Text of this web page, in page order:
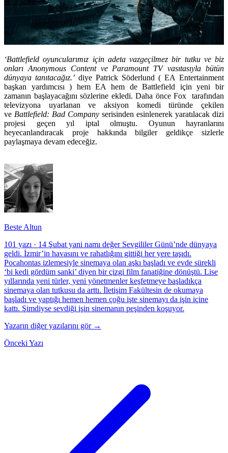
‘Battlefield oyuncularımız için adeta vazgeçilmez bir tutku ve biz
onları Anonymous Content ve Paramount TV vasıtasıyla bütün
dünyaya tanıtacağız.’ diye Patrick Söderlund ( EA Entertainment
başkan yardımcısı ) hem EA hem de Battlefield için yeni bir
zamanın başlayacağını sözlerine ekledi. Daha önce Fox tarafından
televizyona uyarlanan ve aksiyon komedi türünde çekilen
ve Battlefield: Bad Company serisinden esinlenerek yaratılacak dizi
projesi geçen yıl iptal olmuştu. Oyunun hayranlarını
heyecanlandıracak proje hakkında bilgiler geldikçe sizlerle
paylaşmaya devam edeceğiz.
Beste Altun
101 yazı · 14 Şubat yani namı değer Sevgililer Günü’nde dünyaya
geldi. İzmir’in havasını ve rahatlığını gittiği her yere taşıdı.
Pocahontas izlemesiyle sinemaya olan aşkı başladı ve evde sürekli
‘bi kedi gördüm sanki’ diyen bir çizgi film fanatiğine dönüştü. Lise
yıllarında yeni türler, yeni yönetmenler keşfetmeye başladıkça
sinemaya olan tutkusu da arttı. İletişim Fakültesin de okumaya
başladı ve yaptığı hemen hemen çoğu işte sinemayı da işin içine
kattı. Şimdiyse sevdiği işin sinemanın peşinden koşuyor.
Yazarın diğer yazılarını gör →
Önceki Yazı